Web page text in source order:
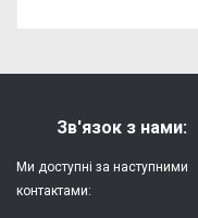
Захист:
Напишіть
Зв'язок з нами:
Ми доступні за наступними
контактами: